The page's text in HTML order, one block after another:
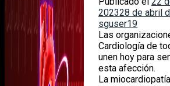
202328 de abril
sguser19
Las
Cardiología de
unen hoy para
esta afección.
La